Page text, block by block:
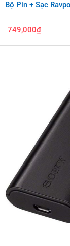
Bộ Pin + Sạc
749,000₫